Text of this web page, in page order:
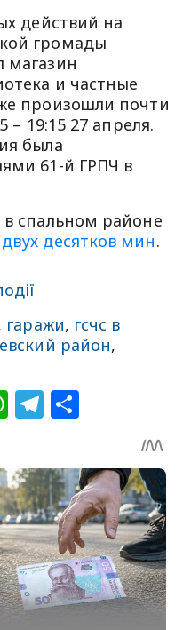
действий на
громады
магазин
и частные
произошли почти
– 19:15 27 апреля.
была
61-й ГРПЧ в
спальном районе
десятков мин.
гаражи, гсчс в
район,
WhatsApp
Telegram